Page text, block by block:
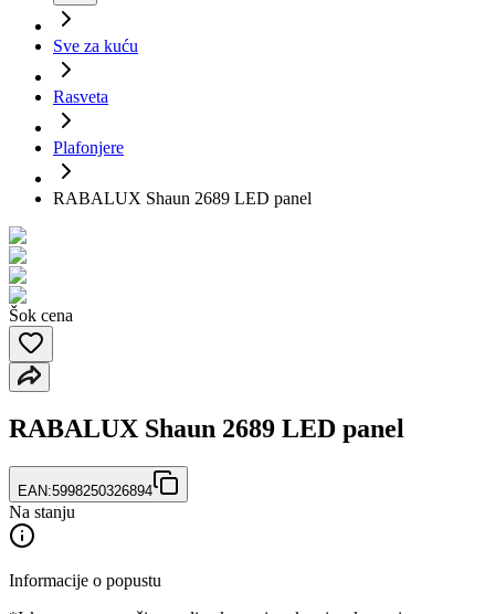
Sve za kuću
Rasveta
Plafonjere
RABALUX Shaun 2689 LED panel
Šok cena
RABALUX Shaun 2689 LED panel
EAN:5998250326894
Na stanju
Informacije o popustu